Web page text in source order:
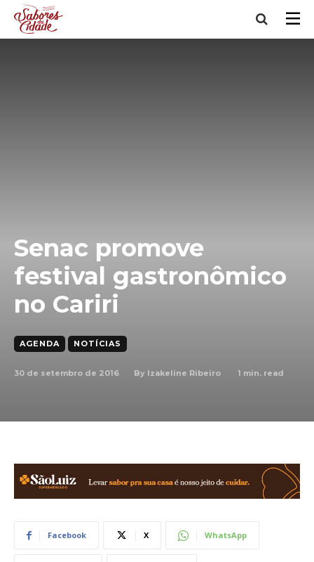
Senac promove
festival gastronômico
no Cariri
AGENDA NOTÍCIAS
30 de setembro de 2016 By Izakeline Ribeiro 1 min. read
Facebook X WhatsApp